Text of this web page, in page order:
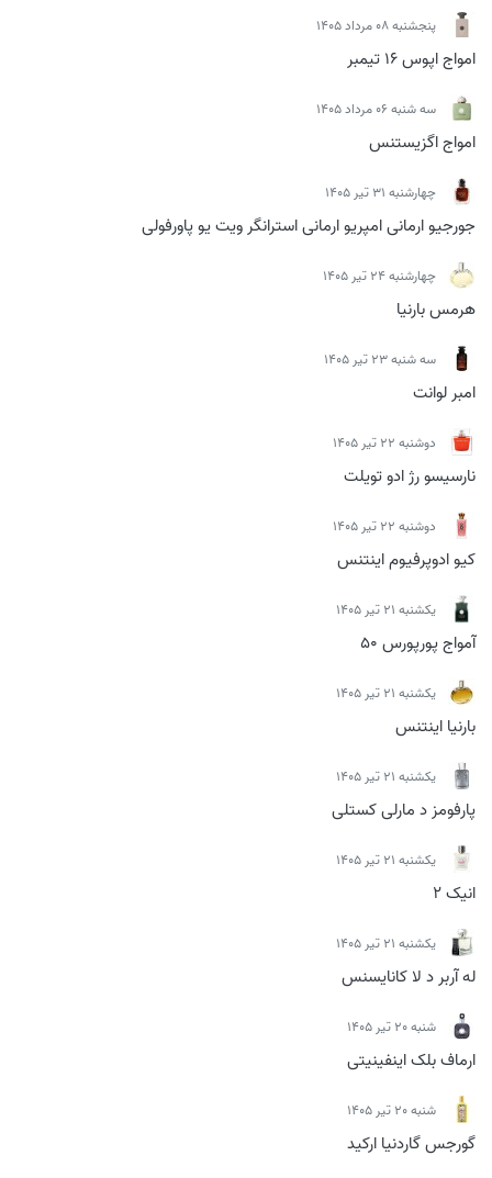
پنجشنبه 08 مرداد 1405
امواج اپوس 16 تیمبر
سه شنبه 06 مرداد 1405
امواج اگزیستنس
چهارشنبه 31 تیر 1405
جورجیو ارمانی امپریو ارمانی استرانگر ویت یو پاورفولی
چهارشنبه 24 تیر 1405
هرمس بارنیا
سه شنبه 23 تیر 1405
امبر لوانت
دوشنبه 22 تیر 1405
نارسیسو رژ ادو تویلت
دوشنبه 22 تیر 1405
کیو ادوپرفیوم اینتنس
يكشنبه 21 تیر 1405
آمواج پورپورس 50
يكشنبه 21 تیر 1405
بارنیا اینتنس
يكشنبه 21 تیر 1405
پارفومز د مارلی کستلی
يكشنبه 21 تیر 1405
انیک 2
يكشنبه 21 تیر 1405
له آربر د لا کانایسنس
شنبه 20 تیر 1405
ارماف بلک اینفینیتی
شنبه 20 تیر 1405
گورجس گاردنیا ارکید